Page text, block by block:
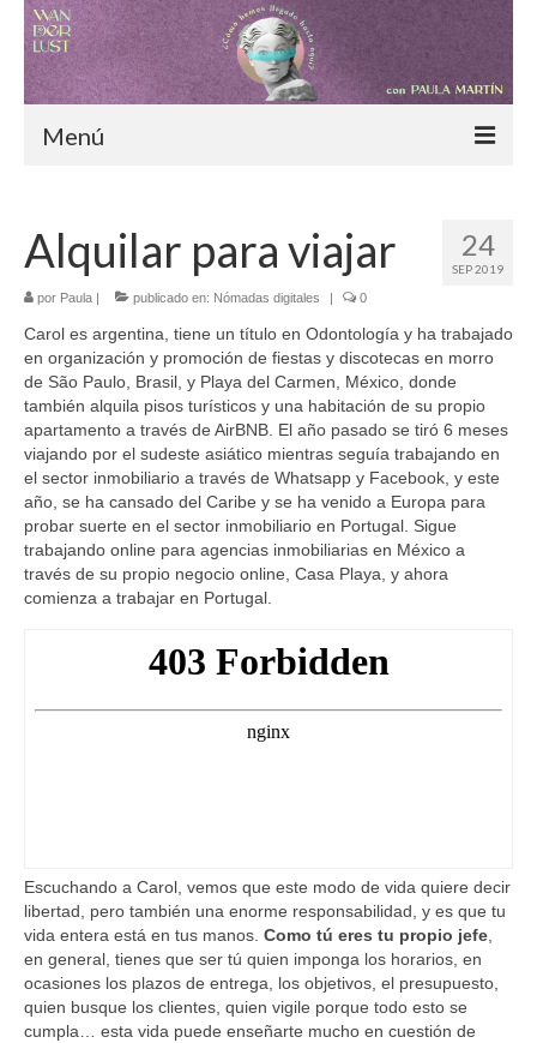
Menú
Blog
¿Cómo hemos llegado hasta aquí?
Moda consciente
Alimentación sostenible
Nómadas digitales
Especiales
Sobre mí
Contacto
24
SEP 2019
Alquilar para viajar
por Paula publicado en: Nómadas digitales 0
Carol es argentina, tiene un título en Odontología y ha trabajado
en organización y promoción de fiestas y discotecas en morro
de São Paulo, Brasil, y Playa del Carmen, México, donde
también alquila pisos turísticos y una habitación de su propio
apartamento a través de AirBNB. El año pasado se tiró 6 meses
viajando por el sudeste asiático mientras seguía trabajando en
el sector inmobiliario a través de Whatsapp y Facebook, y este
año, se ha cansado del Caribe y se ha venido a Europa para
probar suerte en el sector inmobiliario en Portugal. Sigue
trabajando online para agencias inmobiliarias en México a
través de su propio negocio online, Casa Playa, y ahora
comienza a trabajar en Portugal.
Escuchando a Carol, vemos que este modo de vida quiere decir
libertad, pero también una enorme responsabilidad, y es que tu
vida entera está en tus manos. Como tú eres tu propio jefe,
en general, tienes que ser tú quien imponga los horarios, en
ocasiones los plazos de entrega, los objetivos, el presupuesto,
quien busque los clientes, quien vigile porque todo esto se
cumpla… esta vida puede enseñarte mucho en cuestión de